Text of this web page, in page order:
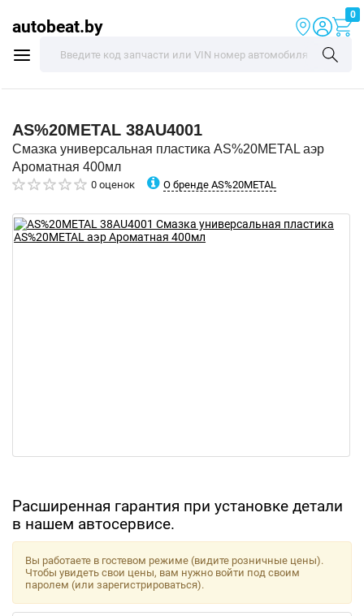
autobeat.by
0
AS%20METAL 38AU4001
Смазка универсальная пластика AS%20METAL аэр
Ароматная 400мл
0 оценок О бренде AS%20METAL
Расширенная гарантия при установке детали
в нашем автосервисе.
Вы работаете в гостевом режиме (видите розничные цены).
Чтобы увидеть свои цены, вам нужно войти под своим
паролем (или зарегистрироваться).